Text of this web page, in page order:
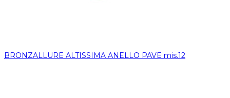
BRONZALLURE ALTISSIMA ANELLO PAVE mis.12